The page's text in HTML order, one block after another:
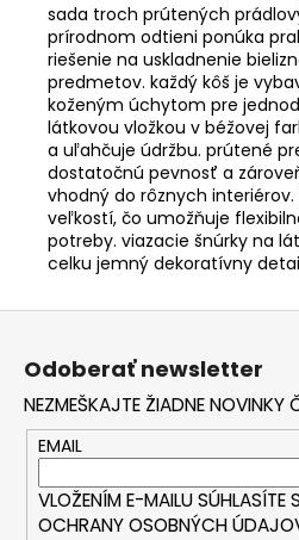
sada troch prútených
prírodnom odtieni ponúka
riešenie na uskladnenie
predmetov. každý kôš je
koženým úchytom pre
látkovou vložkou v béžovej
a uľahčuje údržbu. prútené
dostatočnú pevnosť a
vhodný do rôznych interiérov.
veľkostí, čo umožňuje
potreby. viazacie šnúrky na
celku jemný dekoratívny
Z
Odoberať newsletter
NEZMEŠKAJTE ŽIADNE NOVINKY
EMAIL
VLOŽENÍM E-MAILU SÚHLASÍTE S
OCHRANY OSOBNÝCH